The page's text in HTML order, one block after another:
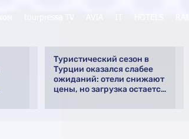
Туристический сезон в
Турции оказался слабее
ожиданий: отели снижают
цены, но загрузка остается